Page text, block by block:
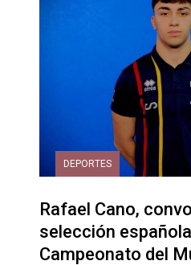
DEPORTES
Rafael Cano,
selección
Campeonato del